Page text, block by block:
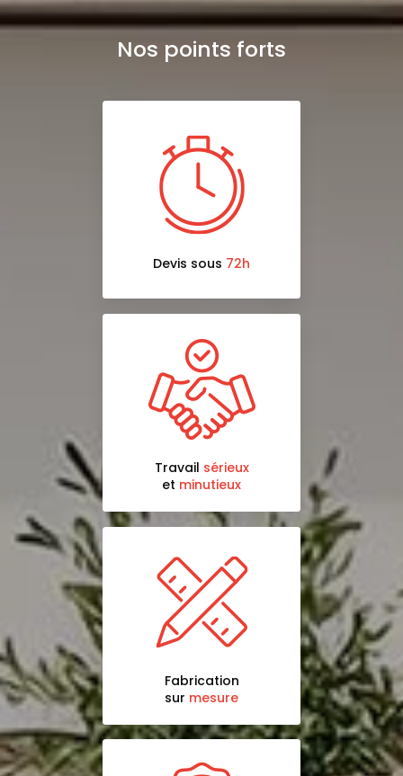
Nos points forts
Devis sous 72h
Travail sérieux
et minutieux
Fabrication
sur mesure